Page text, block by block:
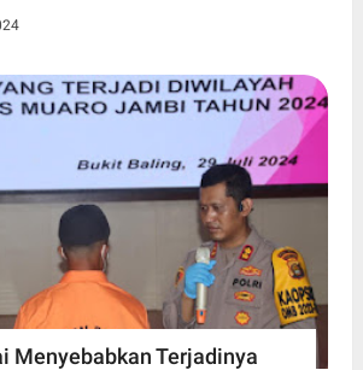
Menyebabkan Terjadinya